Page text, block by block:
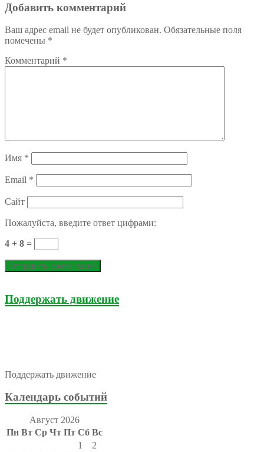
Добавить комментарий
Ваш адрес email не будет опубликован. Обязательные поля
помечены *
Комментарий *
Имя *
Email *
Сайт
Пожалуйста, введите ответ цифрами:
4 + 8 =
Поддержать движение
Поддержать движение
Календарь событий
Август 2026
Пн Вт Ср Чт Пт Сб Вс
1
2